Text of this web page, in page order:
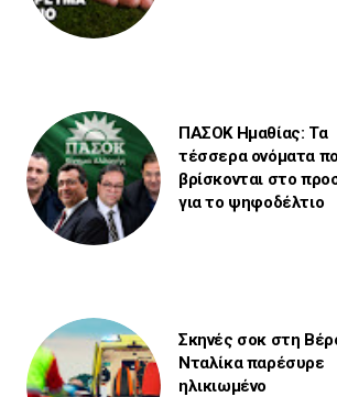
ΠΑΣΟΚ Ημαθίας: Τα
τέσσερα ονόματα
βρίσκονται στο
για το ψηφοδέλτιο
Σκηνές σοκ στη
Νταλίκα παρέσυρε
ηλικιωμένο